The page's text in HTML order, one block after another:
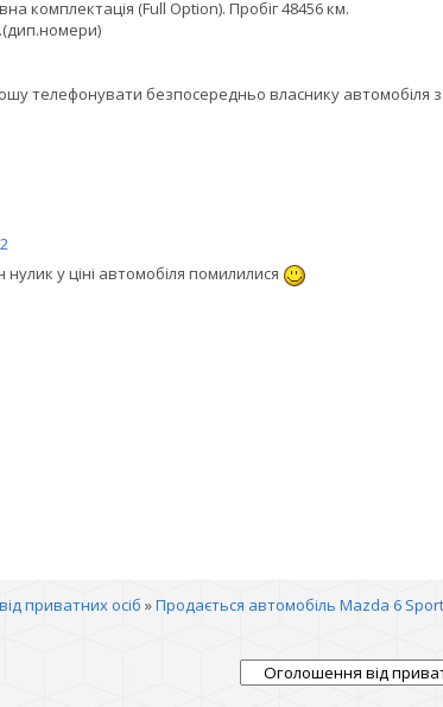
комплектація (Full Option). Пробіг 48456 км.
телефонувати безпосередньо власнику автомобіля
2
у ціні автомобіля помилилися
приватних осіб »Продається автомобіль Mazda 6 Sport